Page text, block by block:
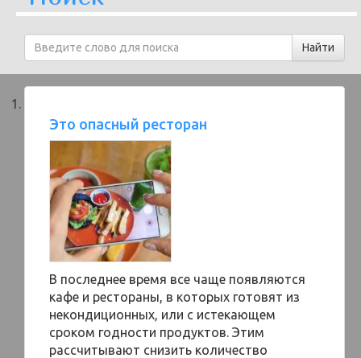
Это опасный ресторан
В последнее время все чаще появляются
кафе и рестораны, в которых готовят из
некондиционных, или с истекающем
сроком годности продуктов. Этим
рассчитывают снизить количество